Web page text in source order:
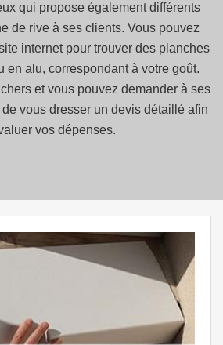
qui propose également différents
de rive à ses clients. Vous pouvez
internet pour trouver des planches
en alu, correspondant à votre goût.
et vous pouvez demander à ses
vous dresser un devis détaillé afin
vos dépenses.